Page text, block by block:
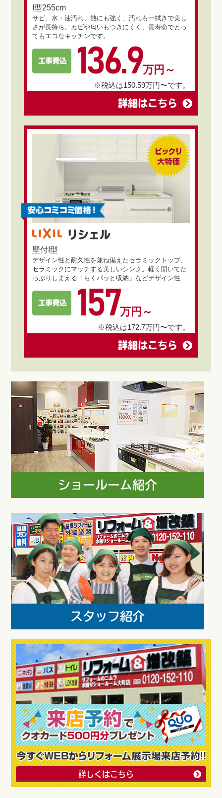
I型255cm
サビ、水・油汚れ、熱にも強く、汚れも一拭きで美し
さが長持ち。カビや匂いもつきにくく、長寿命でとっ
てもエコなキッチンです。
136.9万円～
※税込は150.59万円〜です。
詳細はこちら
リシェル
壁付I型
デザイン性と耐久性を兼ね備えたセラミックトップ、
セラミックにマッチする美しいシンク。軽く開いてた
っぷりしまえる「らくパッと収納」などデザイン性...
157万円～
※税込は172.7万円〜です。
詳細はこちら
詳しくはこちら